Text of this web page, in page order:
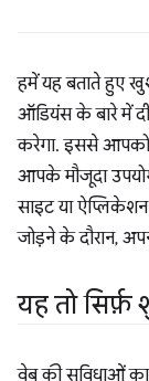
हमें यह बताते हुए
ऑडियंस के बारे में
करेगा. इससे आपको
आपके मौजूदा
साइट या
जोड़ने के दौरान,
यह तो
वेब की सुविधाओं का